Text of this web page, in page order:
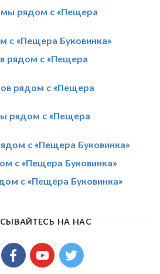
рядом с «Пещера
с «Пещера Буковинка»
рядом с «Пещера
рядом с «Пещера
рядом с «Пещера
с «Пещера Буковинка»
с «Пещера Буковинка»
с «Пещера Буковинка»
НА НАС